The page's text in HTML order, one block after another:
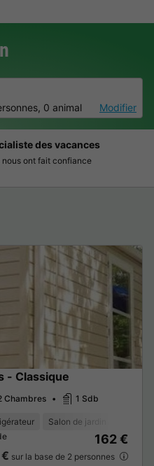
0 animal Modifier
des vacances
ont fait confiance
- Classique
Chambres 1 Sdb
Salon de jardin
162 €
sur la base de 2 personnes